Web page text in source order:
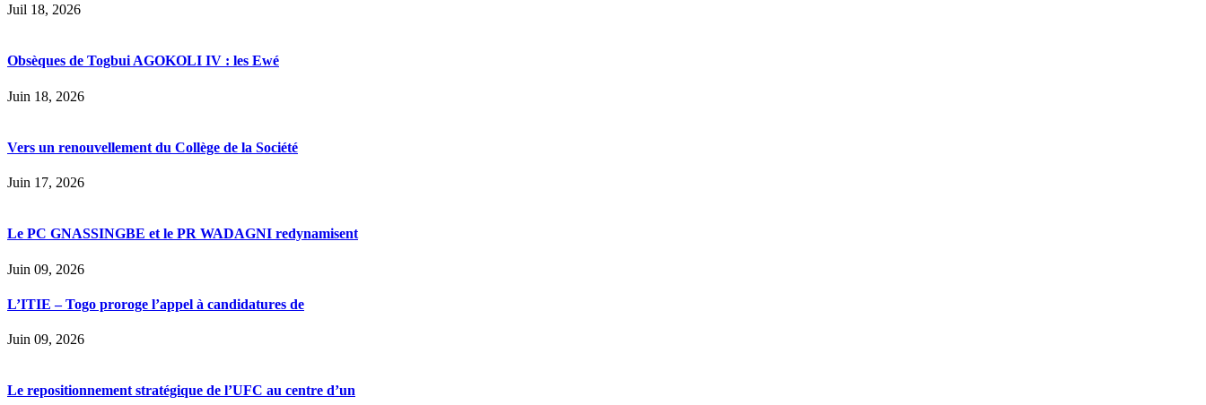
Juil 18, 2026
Obsèques de Togbui AGOKOLI IV : les Ewé
Juin 18, 2026
Vers un renouvellement du Collège de la Société
Juin 17, 2026
Le PC GNASSINGBE et le PR WADAGNI redynamisent
Juin 09, 2026
L’ITIE – Togo proroge l’appel à candidatures de
Juin 09, 2026
Le repositionnement stratégique de l’UFC au centre d’un